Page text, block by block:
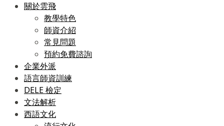
關於雲飛
教學特色
師資介紹
常見問題
預約免費諮詢
企業外派
語言師資訓練
DELE 檢定
文法解析
西語文化